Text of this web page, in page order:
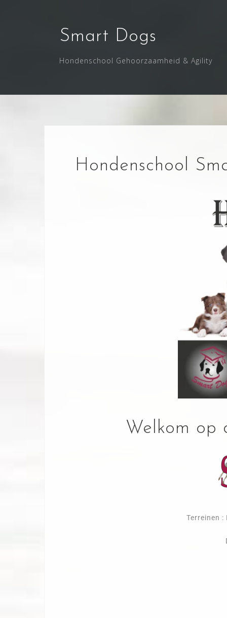
Smart Dogs
Hondenschool Gehoorzaamheid & Agility
Hondenschool
Welkom op
Terreinen